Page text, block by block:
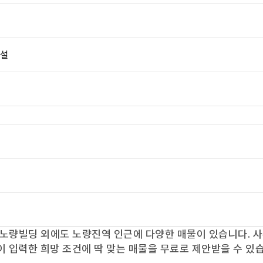
량빌딩 외에도 노량진역 인근에 다양한 매물이 있습니다.
력한 희망 조건에 딱 맞는 매물을 무료로 제안받을 수 있